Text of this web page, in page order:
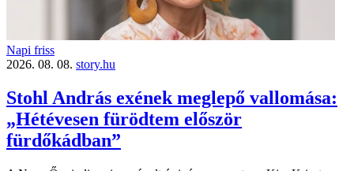
Napi friss
2026. 08. 08. story.hu
Stohl András exének meglepő vallomása:
„Hétévesen fürödtem először
fürdőkádban”